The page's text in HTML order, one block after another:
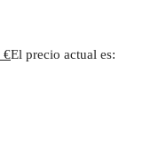
€El precio actual es: